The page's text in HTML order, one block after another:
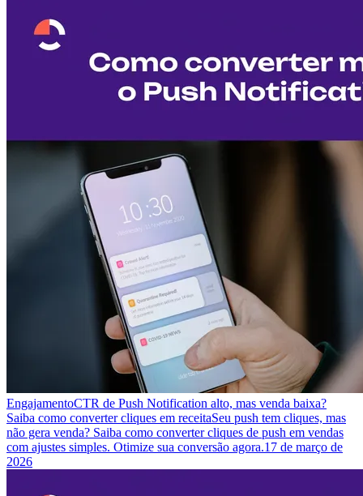
EngajamentoCTR de Push Notification alto, mas venda baixa?
Saiba como converter cliques em receitaSeu push tem cliques, mas
não gera venda? Saiba como converter cliques de push em vendas
com ajustes simples. Otimize sua conversão agora.17 de março de
2026